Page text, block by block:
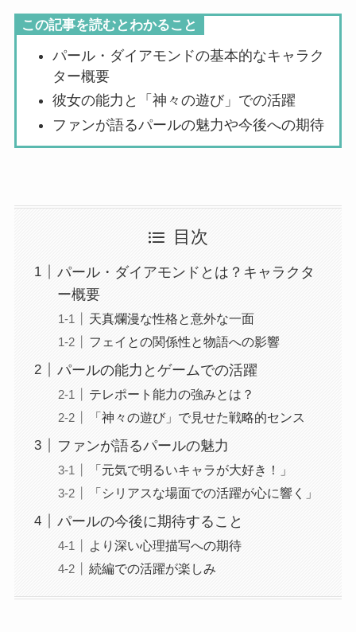
この記事を読むとわかること
パール・ダイアモンドの基本的なキャラク
ター概要
彼女の能力と「神々の遊び」での活躍
ファンが語るパールの魅力や今後への期待
目次
パール・ダイアモンドとは？キャラクタ
ー概要
天真爛漫な性格と意外な一面
フェイとの関係性と物語への影響
パールの能力とゲームでの活躍
テレポート能力の強みとは？
「神々の遊び」で見せた戦略的センス
ファンが語るパールの魅力
「元気で明るいキャラが大好き！」
「シリアスな場面での活躍が心に響く」
パールの今後に期待すること
より深い心理描写への期待
続編での活躍が楽しみ